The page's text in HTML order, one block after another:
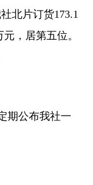
北片订货173.1
，居第五位。
期公布我社一